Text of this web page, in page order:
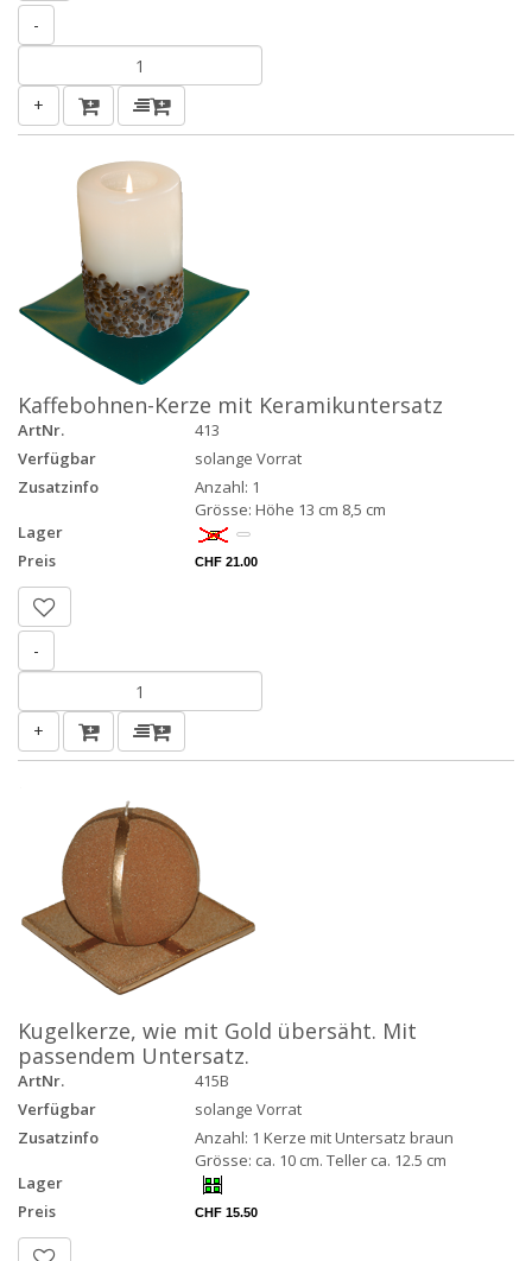
-
+
Kaffebohnen-Kerze mit Keramikuntersatz
ArtNr.
413
Verfügbar
solange Vorrat
Zusatzinfo
Anzahl: 1
Grösse: Höhe 13 cm 8,5 cm
Lager
Preis
CHF 21.00
-
+
Kugelkerze, wie mit Gold übersäht. Mit
passendem Untersatz.
ArtNr.
415B
Verfügbar
solange Vorrat
Zusatzinfo
Anzahl: 1 Kerze mit Untersatz braun
Grösse: ca. 10 cm. Teller ca. 12.5 cm
Lager
Preis
CHF 15.50